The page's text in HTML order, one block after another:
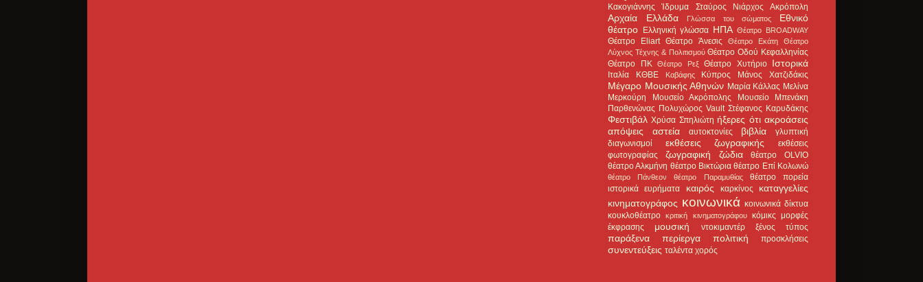
Κακογιάννης
Ίδρυμα Σταύρος Νιάρχος Ακρόπολη
Αρχαία Ελλάδα Γλώσσα του σώματος
Εθνικό
θέατρο Ελληνική γλώσσα ΗΠΑ Θέατρο BROADWAY
Θέατρο Eliart Θέατρο Άνεσις Θέατρο Εκάτη
Θέατρο
Λύχνος Τέχνης & Πολιτισμού Θέατρο Οδού Κεφαλληνίας
Θέατρο ΠΚ
Θέατρο Ρεξ Θέατρο Χυτήριο Ιστορικά
Ιταλία ΚΘΒΕ Καβάφης Κύπρος Μάνος Χατζιδάκις
Μέγαρο Μουσικής Αθηνών Μαρία Κάλλας Μελίνα
Μερκούρη
Μουσείο Ακρόπολης
Μουσείο Μπενάκη
Παρθενώνας Πολυχώρος Vault Στέφανος Καρυδάκης
Φεστιβάλ Χρύσα Σπηλιώτη ήξερες ότι ακροάσεις
απόψεις
αστεία αυτοκτονίες βιβλία
γλυπτική
διαγωνισμοί
εκθέσεις ζωγραφικής
εκθέσεις
φωτογραφίας
ζωγραφική ζώδια
θέατρο OLVIO
θέατρο Αλκμήνη θέατρο Βικτώρια θέατρο Επί Κολωνώ
θέατρο Πάνθεον θέατρο Παραμυθίας
θέατρο πορεία
ιστορικά ευρήματα
καιρός καρκίνος
καταγγελίες
κινηματογράφος κοινωνικά κοινωνικά δίκτυα
κουκλοθέατρο
κριτική κινηματογράφου κόμικς μορφές
έκφρασης
μουσική ντοκιμαντέρ ξένος τύπος
παράξενα περίεργα πολιτική προσκλήσεις
συνεντεύξεις ταλέντα χορός